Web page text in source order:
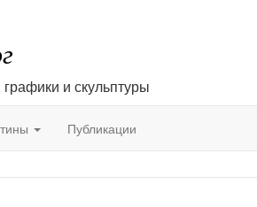
и скульптуры
Публикации